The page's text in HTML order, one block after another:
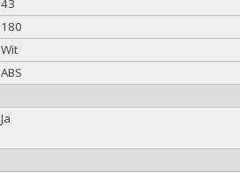
43
180
Wit
ABS
Ja